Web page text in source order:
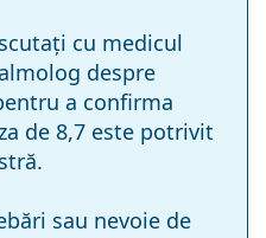
cu medicul
despre
a confirma
de 8,7 este potrivit
sau nevoie de